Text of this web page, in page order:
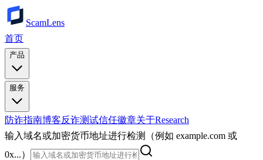
ScamLens
首页
产品
服务
防诈指南博客反诈测试信任徽章关于Research
输入域名或加密货币地址进行检测（例如 example.com 或
0x...）